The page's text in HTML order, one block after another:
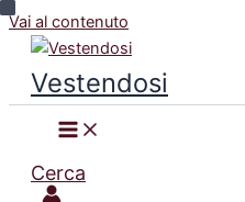
Vai al contenuto
Vestendosi
Cerca